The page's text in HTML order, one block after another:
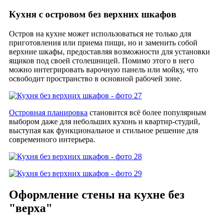
Кухня с островом без верхних шкафов
Остров на кухне может использоваться не только для
приготовления или приема пищи, но и заменить собой
верхние шкафы, предоставляя возможности для установки
ящиков под своей столешницей. Помимо этого в него
можно интегрировать варочную панель или мойку, что
освободит пространство в основной рабочей зоне.
Островная планировка становится всё более популярным
выбором даже для небольших кухонь и квартир-студий,
выступая как функциональное и стильное решение для
современного интерьера.
Оформление стены на кухне без
"верха"